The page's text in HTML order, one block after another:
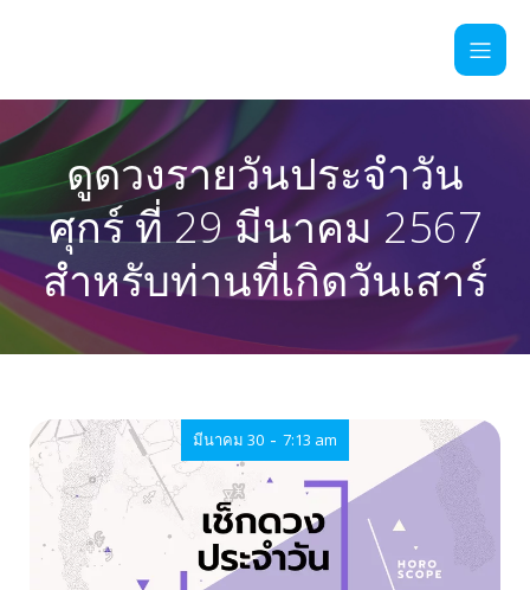
ดูดวงรายวันประจำวัน
ศุกร์ ที่ 29 มีนาคม 2567
สำหรับท่านที่เกิดวันเสาร์
มีนาคม 30 - 7:13 am